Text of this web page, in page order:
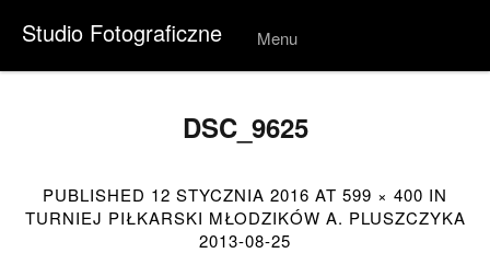
Studio Fotograficzne Menu
Skip to
DSC_9625
PUBLISHED 12 STYCZNIA 2016 AT 599 × 400 IN
TURNIEJ PIŁKARSKI MŁODZIKÓW A. PLUSZCZYKA
2013-08-25